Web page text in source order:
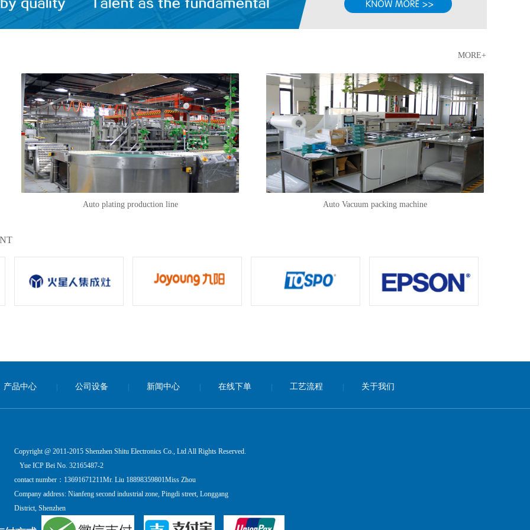
MORE+
Auto plating production line Auto Vacuum packing machine
产品中心 公司设备 新闻中心 在线下单 工艺流程 关于我们
Copyright @ 2011-2015 Shenzhen Shitu Electronics Co., Ltd All Rights Reserved.
Yue ICP Bei No. 32165487-2
contact number：13691671211Mr. Liu 18898359801Miss Zhou
Company address: Nianfeng second industrial zone, Pingdi street, Longgang
District, Shenzhen